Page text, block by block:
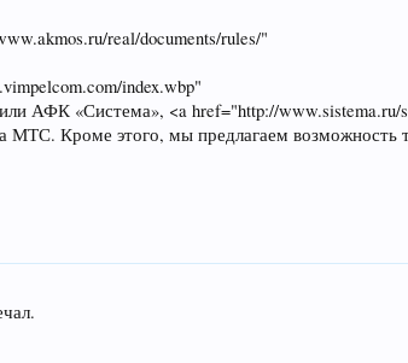
real/documents/rules/"
index.wbp"
АФК «Система», <a href="http://www.sistema.ru/
МТС. Кроме этого, мы предлагаем возможность